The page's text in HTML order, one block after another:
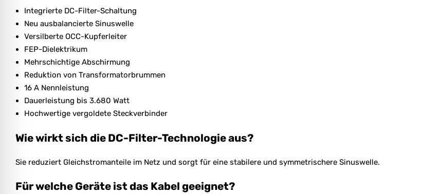
Integrierte DC-Filter-Schaltung
Neu ausbalancierte Sinuswelle
Versilberte OCC-Kupferleiter
FEP-Dielektrikum
Mehrschichtige Abschirmung
Reduktion von Transformatorbrummen
16 A Nennleistung
Dauerleistung bis 3.680 Watt
Hochwertige vergoldete Steckverbinder
Wie wirkt sich die DC-Filter-Technologie aus?
Sie reduziert Gleichstromanteile im Netz und sorgt für eine stabilere und symmetrischere Sinuswelle.
Für welche Geräte ist das Kabel geeignet?